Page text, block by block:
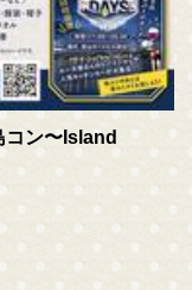
コン〜Island